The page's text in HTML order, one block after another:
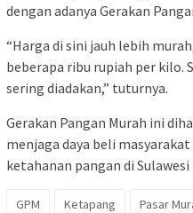
dengan adanya Gerakan
“Harga di sini jauh lebih
beberapa ribu rupiah per kilo.
sering diadakan,” tuturnya.
Gerakan Pangan Murah ini
menjaga daya beli
ketahanan pangan di
GPM Ketapang Pasar